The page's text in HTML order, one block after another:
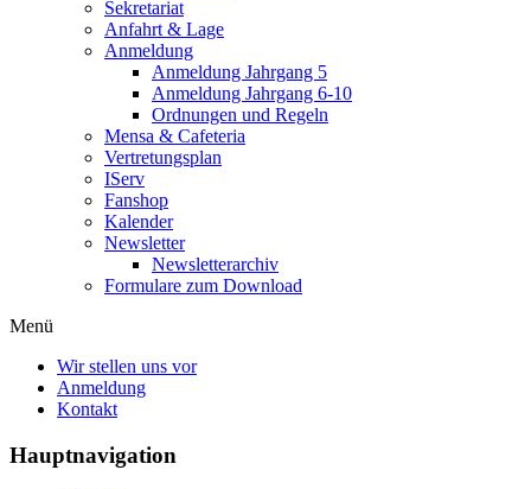
Sekretariat
Anfahrt & Lage
Anmeldung
Anmeldung Jahrgang 5
Anmeldung Jahrgang 6-10
Ordnungen und Regeln
Mensa & Cafeteria
Vertretungsplan
IServ
Fanshop
Kalender
Newsletter
Newsletterarchiv
Formulare zum Download
Menü
Wir stellen uns vor
Anmeldung
Kontakt
Hauptnavigation